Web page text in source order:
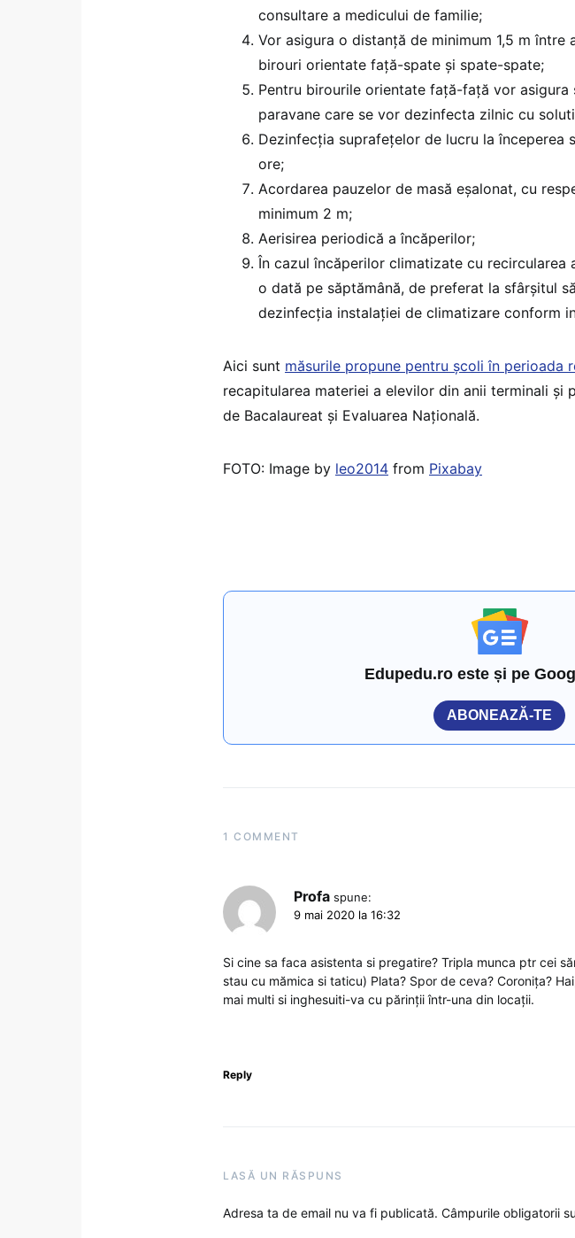
consultare a medicului de familie;
Vor asigura o distanță de minimum 1,5 m între
birouri orientate față-spate și spate-spate;
Pentru birourile orientate față-față vor asigura
paravane care se vor dezinfecta zilnic cu
Dezinfecția suprafețelor de lucru la începerea
ore;
Acordarea pauzelor de masă eșalonat, cu
minimum 2 m;
Aerisirea periodică a încăperilor;
În cazul încăperilor climatizate cu recircularea
o dată pe săptămână, de preferat la sfârșitul
dezinfecția instalației de climatizare conform
Aici sunt măsurile propune pentru școli în perioada
recapitularea materiei a elevilor din anii terminali și
de Bacalaureat și Evaluarea Națională.
FOTO: Image by leo2014 from Pixabay
Edupedu.ro este și pe
ABONEAZĂ-TE
1 COMMENT
Profa spune:
9 mai 2020 la 16:32
Si cine sa faca asistenta si pregatire? Tripla munca ptr cei
stau cu mămica si taticu) Plata? Spor de ceva? Coronița?
mai multi si inghesuiti-va cu părinții într-una din locații.
Reply
LASĂ UN RĂSPUNS
Adresa ta de email nu va fi publicată. Câmpurile obligatorii